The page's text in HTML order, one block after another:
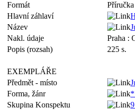
Formát
Příručka
Hlavní záhlaví
Název
Nakl. údaje
Praha :
Popis (rozsah)
225 s.
EXEMPLÁŘE
Předmět - místo
Forma, žánr
Skupina Konspektu